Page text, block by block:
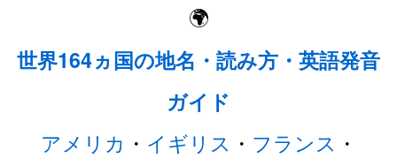
🌍
世界164ヵ国の地名・読み方・英語発音
ガイド
アメリカ ・ イギリス ・ フランス ・